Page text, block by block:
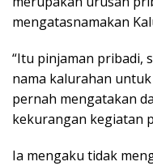
mengatasnamakan
“Itu pinjaman pribadi,
nama kalurahan
pernah mengatakan
kekurangan kegiatan
Ia mengaku tidak